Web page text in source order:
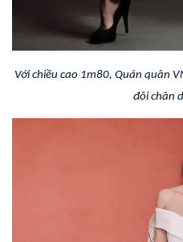
Với chiều cao 1m80, Quán quân
đôi chân